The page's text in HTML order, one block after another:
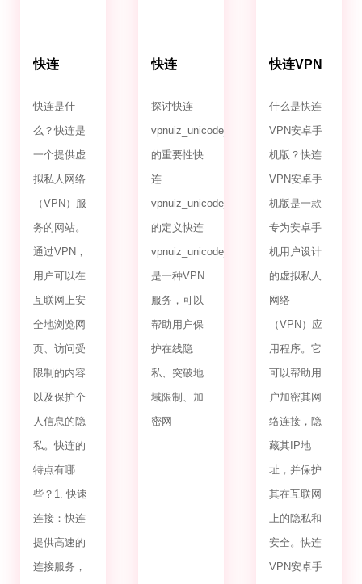
快连
快连是什
么？快连是
一个提供虚
拟私人网络
（VPN）服
务的网站。
通过VPN，
用户可以在
互联网上安
全地浏览网
页、访问受
限制的内容
以及保护个
人信息的隐
私。快连的
特点有哪
些？1. 快速
连接：快连
提供高速的
连接服务，
快连
探讨快连
vpnuiz_unicode_2.0
的重要性快
连
vpnuiz_unicode_2.0
的定义快连
vpnuiz_unicode_2.0
是一种VPN
服务，可以
帮助用户保
护在线隐
私、突破地
域限制、加
密网
快连VPN
版
什么是快连
VPN安卓手
机版？快连
VPN安卓手
机版是一款
专为安卓手
机用户设计
的虚拟私人
网络
（VPN）应
用程序。它
可以帮助用
户加密其网
络连接，隐
藏其IP地
址，并保护
其在互联网
上的隐私和
安全。快连
VPN安卓手